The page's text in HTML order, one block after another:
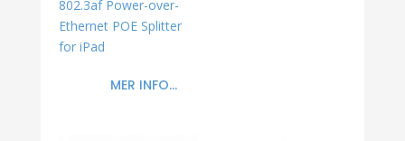
802.3af Power-over-
Ethernet POE Splitter
for iPad
MER INFO...